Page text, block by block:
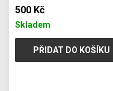
500 Kč
Skladem
PŘIDAT DO KOŠÍKU